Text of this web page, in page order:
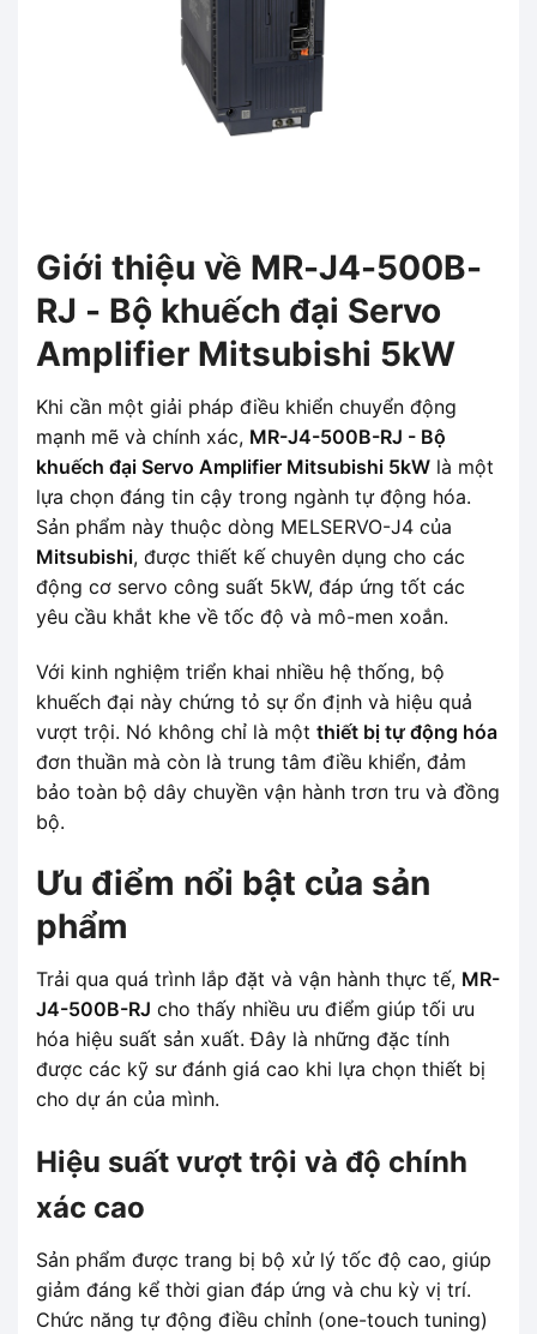
Giới thiệu về MR-J4-500B-
RJ - Bộ khuếch đại Servo
Amplifier Mitsubishi 5kW
Khi cần một giải pháp điều khiển chuyển động
mạnh mẽ và chính xác, MR-J4-500B-RJ - Bộ
khuếch đại Servo Amplifier Mitsubishi 5kW là một
lựa chọn đáng tin cậy trong ngành tự động hóa.
Sản phẩm này thuộc dòng MELSERVO-J4 của
Mitsubishi, được thiết kế chuyên dụng cho các
động cơ servo công suất 5kW, đáp ứng tốt các
yêu cầu khắt khe về tốc độ và mô-men xoắn.
Với kinh nghiệm triển khai nhiều hệ thống, bộ
khuếch đại này chứng tỏ sự ổn định và hiệu quả
vượt trội. Nó không chỉ là một thiết bị tự động hóa
đơn thuần mà còn là trung tâm điều khiển, đảm
bảo toàn bộ dây chuyền vận hành trơn tru và đồng
bộ.
Ưu điểm nổi bật của sản
phẩm
Trải qua quá trình lắp đặt và vận hành thực tế, MR-
J4-500B-RJ cho thấy nhiều ưu điểm giúp tối ưu
hóa hiệu suất sản xuất. Đây là những đặc tính
được các kỹ sư đánh giá cao khi lựa chọn thiết bị
cho dự án của mình.
Hiệu suất vượt trội và độ chính
xác cao
Sản phẩm được trang bị bộ xử lý tốc độ cao, giúp
giảm đáng kể thời gian đáp ứng và chu kỳ vị trí.
Chức năng tự động điều chỉnh (one-touch tuning)